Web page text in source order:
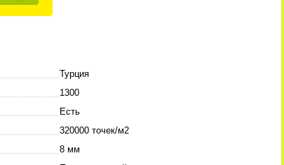
Турция
1300
Есть
320000 точек/м2
8 мм